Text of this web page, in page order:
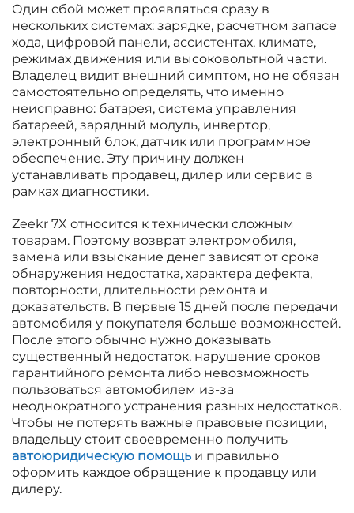
Один сбой может проявляться сразу в
нескольких системах: зарядке, расчетном запасе
хода, цифровой панели, ассистентах, климате,
режимах движения или высоковольтной части.
Владелец видит внешний симптом, но не обязан
самостоятельно определять, что именно
неисправно: батарея, система управления
батареей, зарядный модуль, инвертор,
электронный блок, датчик или программное
обеспечение. Эту причину должен
устанавливать продавец, дилер или сервис в
рамках диагностики.
Zeekr 7X относится к технически сложным
товарам. Поэтому возврат электромобиля,
замена или взыскание денег зависят от срока
обнаружения недостатка, характера дефекта,
повторности, длительности ремонта и
доказательств. В первые 15 дней после передачи
автомобиля у покупателя больше возможностей.
После этого обычно нужно доказывать
существенный недостаток, нарушение сроков
гарантийного ремонта либо невозможность
пользоваться автомобилем из-за
неоднократного устранения разных недостатков.
Чтобы не потерять важные правовые позиции,
владельцу стоит своевременно получить
автоюридическую помощь и правильно
оформить каждое обращение к продавцу или
дилеру.